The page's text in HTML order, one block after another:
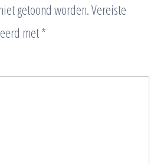
getoond worden.Vereiste
met*